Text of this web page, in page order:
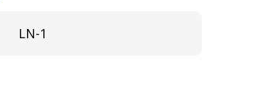
LN-1